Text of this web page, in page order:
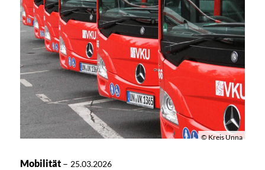
© Kreis Unna
Mobilität– 25.03.2026